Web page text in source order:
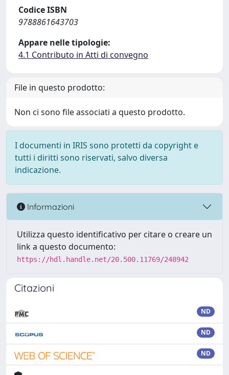
Codice ISBN
9788861643703
Appare nelle tipologie:
4.1 Contributo in Atti di convegno
File in questo prodotto:
Non ci sono file associati a questo prodotto.
I documenti in IRIS sono protetti da copyright e
tutti i diritti sono riservati, salvo diversa
indicazione.
Informazioni
Utilizza questo identificativo per citare o creare un
link a questo documento:
https://hdl.handle.net/20.500.11769/248942
Citazioni
ND
ND
ND